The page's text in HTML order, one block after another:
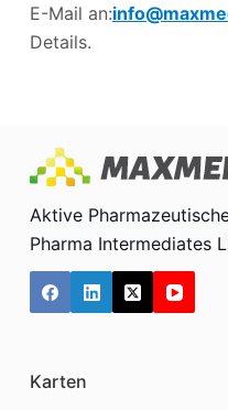
E-Mail an:
Details.
Aktive
Pharma Intermediates
Karten